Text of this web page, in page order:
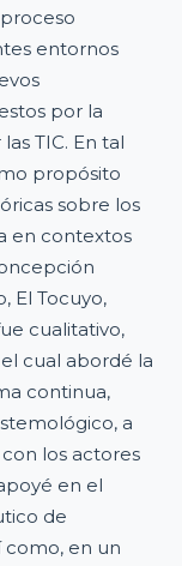
entornos
por la
TIC. En tal
propósito
sobre los
en contextos
El Tocuyo,
cualitativo,
cual abordé la
continua,
a
los actores
en el
de
como, en un